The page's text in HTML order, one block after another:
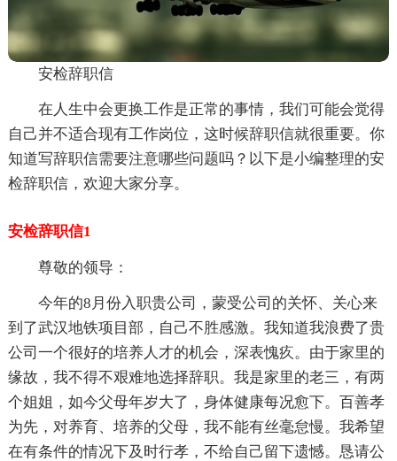
安检辞职信
在人生中会更换工作是正常的事情，我们可能会觉得
自己并不适合现有工作岗位，这时候辞职信就很重要。你
知道写辞职信需要注意哪些问题吗？以下是小编整理的安
检辞职信，欢迎大家分享。
安检辞职信1
尊敬的领导：
今年的8月份入职贵公司，蒙受公司的关怀、关心来
到了武汉地铁项目部，自己不胜感激。我知道我浪费了贵
公司一个很好的培养人才的机会，深表愧疚。由于家里的
缘故，我不得不艰难地选择辞职。我是家里的老三，有两
个姐姐，如今父母年岁大了，身体健康每况愈下。百善孝
为先，对养育、培养的父母，我不能有丝毫怠慢。我希望
在有条件的情况下及时行孝，不给自己留下遗憾。恳请公